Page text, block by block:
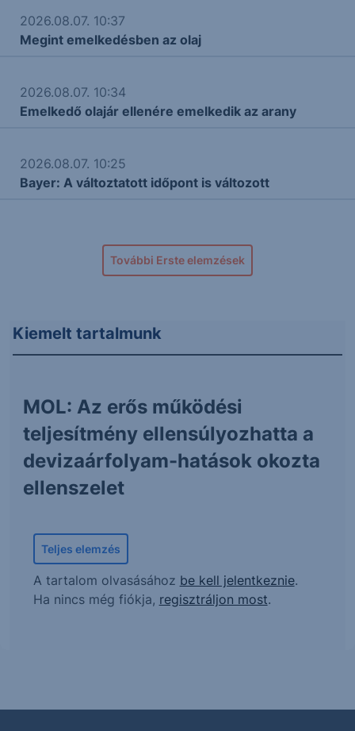
2026.08.07. 10:37
Megint emelkedésben az olaj
2026.08.07. 10:34
Emelkedő olajár ellenére emelkedik az arany
2026.08.07. 10:25
Bayer: A változtatott időpont is változott
További Erste elemzések
Kiemelt tartalmunk
MOL: Az erős működési
teljesítmény ellensúlyozhatta a
devizaárfolyam-hatások okozta
ellenszelet
Teljes elemzés
A tartalom olvasásához be kell jelentkeznie.
Ha nincs még fiókja, regisztráljon most.